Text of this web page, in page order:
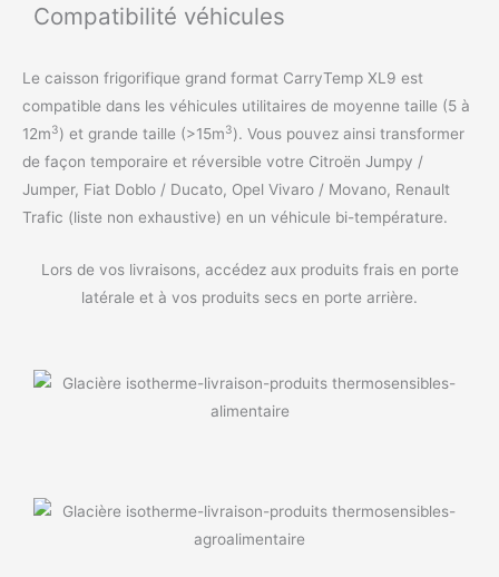
Compatibilité véhicules
Le caisson frigorifique grand format CarryTemp XL9 est
compatible dans les véhicules utilitaires de moyenne taille (5 à
12m3) et grande taille (>15m3). Vous pouvez ainsi transformer
de façon temporaire et réversible votre Citroën Jumpy /
Jumper, Fiat Doblo / Ducato, Opel Vivaro / Movano, Renault
Trafic (liste non exhaustive) en un véhicule bi-température.
Lors de vos livraisons, accédez aux produits frais en porte
latérale et à vos produits secs en porte arrière.